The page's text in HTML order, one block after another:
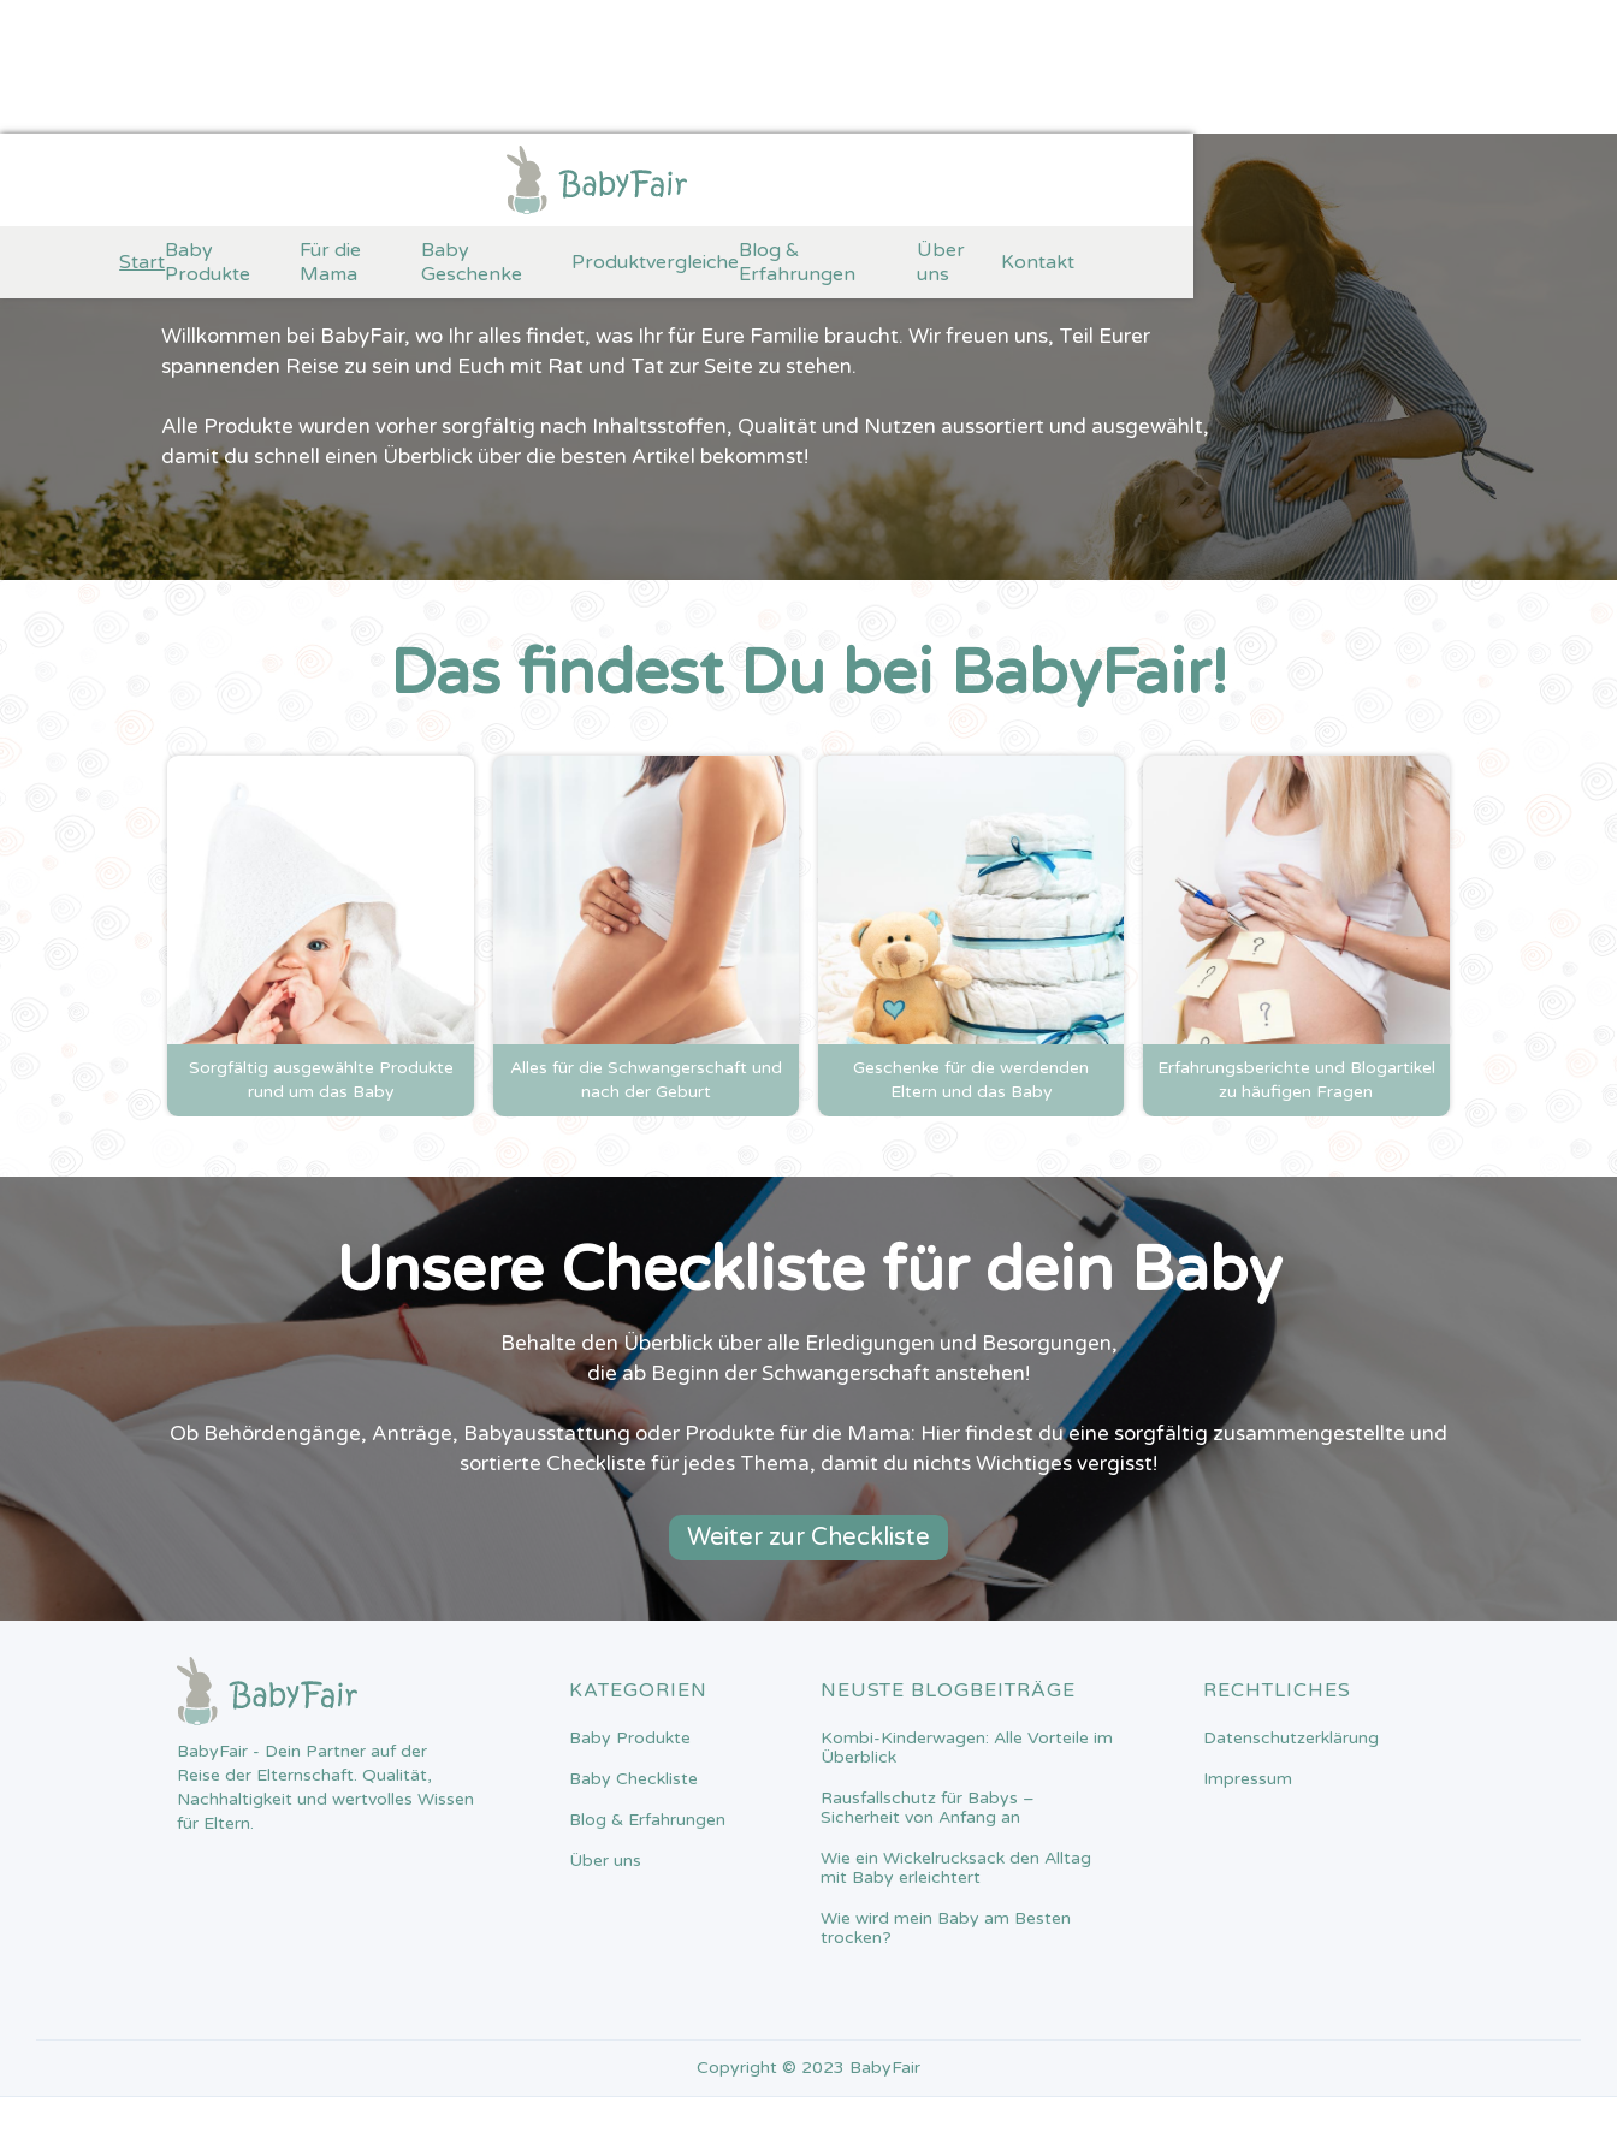
StartBaby
Produkte
Für die
Mama
Baby
Geschenke
ProduktvergleicheBlog &
Erfahrungen
Über
uns
Kontakt
BabyFair - Alles rund um's Baby!
Willkommen bei BabyFair, wo Ihr alles findet, was Ihr für Eure Familie braucht. Wir freuen uns, Teil Eurer
spannenden Reise zu sein und Euch mit Rat und Tat zur Seite zu stehen.
Alle Produkte wurden vorher sorgfältig nach Inhaltsstoffen, Qualität und Nutzen aussortiert und ausgewählt,
damit du schnell einen Überblick über die besten Artikel bekommst!
Das findest Du bei BabyFair!
Sorgfältig ausgewählte Produkte
rund um das Baby
Alles für die Schwangerschaft und
nach der Geburt
Geschenke für die werdenden
Eltern und das Baby
Erfahrungsberichte und Blogartikel
zu häufigen Fragen
Unsere Checkliste für dein Baby
Behalte den Überblick über alle Erledigungen und Besorgungen,
die ab Beginn der Schwangerschaft anstehen!
Ob Behördengänge, Anträge, Babyausstattung oder Produkte für die Mama: Hier findest du eine sorgfältig zusammengestellte und
sortierte Checkliste für jedes Thema, damit du nichts Wichtiges vergisst!
Weiter zur Checkliste
BabyFair - Dein Partner auf der
Reise der Elternschaft. Qualität,
Nachhaltigkeit und wertvolles Wissen
für Eltern.
KATEGORIEN
Baby Produkte
Baby Checkliste
Blog & Erfahrungen
Über uns
NEUSTE BLOGBEITRÄGE
Kombi-Kinderwagen: Alle Vorteile im
Überblick
Rausfallschutz für Babys –
Sicherheit von Anfang an
Wie ein Wickelrucksack den Alltag
mit Baby erleichtert
Wie wird mein Baby am Besten
trocken?
RECHTLICHES
Datenschutzerklärung
Impressum
Copyright © 2023 BabyFair